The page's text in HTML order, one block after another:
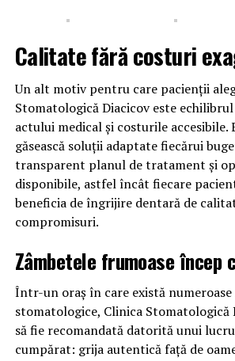
Calitate fără costuri
Un alt motiv pentru care pacienții
Stomatologică Diacicov este
actului medical și costurile accesibile.
găsească soluții adaptate fiecărui
transparent planul de tratament și
disponibile, astfel încât fiecare
beneficia de îngrijire dentară de
compromisuri.
Zâmbetele frumoase încep
Într-un oraș în care există
stomatologice, Clinica Stomatologică
să fie recomandată datorită unui
cumpărat: grija autentică față de